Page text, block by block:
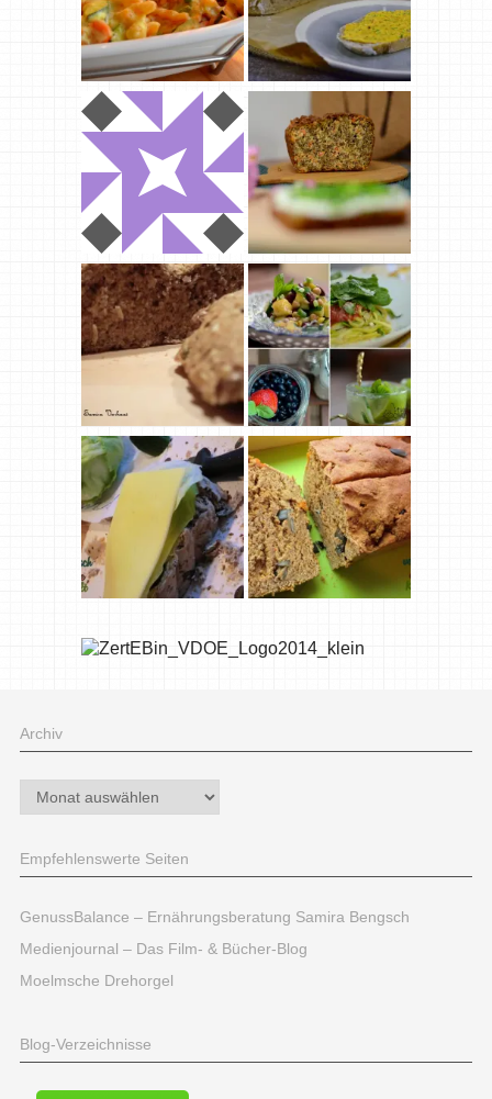
Archiv
Archiv
Empfehlenswerte Seiten
GenussBalance – Ernährungsberatung Samira Bengsch
Medienjournal – Das Film- & Bücher-Blog
Moelmsche Drehorgel
Blog-Verzeichnisse